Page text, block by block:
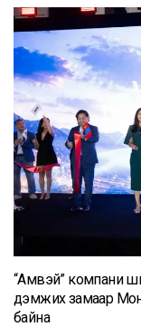
“Амвэй” компани
дэмжих замаар
байна